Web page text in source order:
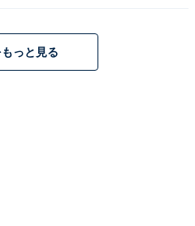
も放送開始され25周年を突破
上のエピソードが作られてい
っと見る